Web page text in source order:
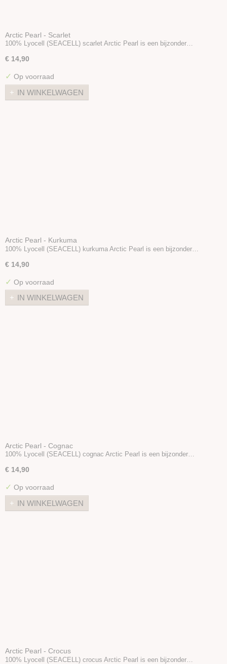
Arctic Pearl - Scarlet
100% Lyocell (SEACELL) scarlet Arctic Pearl is een bijzonder…
€ 14,90
✓ Op voorraad
IN WINKELWAGEN
Arctic Pearl - Kurkuma
100% Lyocell (SEACELL) kurkuma Arctic Pearl is een bijzonder…
€ 14,90
✓ Op voorraad
IN WINKELWAGEN
Arctic Pearl - Cognac
100% Lyocell (SEACELL) cognac Arctic Pearl is een bijzonder…
€ 14,90
✓ Op voorraad
IN WINKELWAGEN
Arctic Pearl - Crocus
100% Lyocell (SEACELL) crocus Arctic Pearl is een bijzonder…